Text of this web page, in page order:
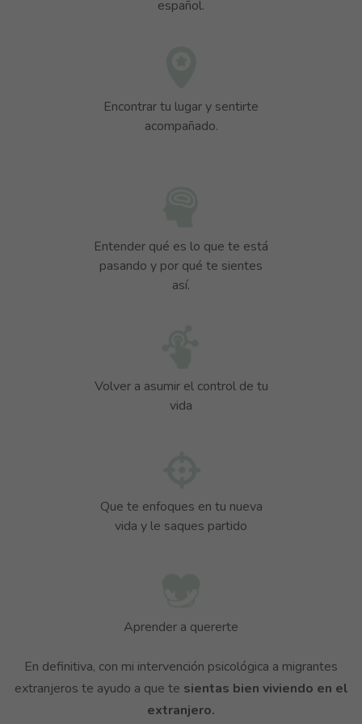
español.
Encontrar tu lugar y sentirte
acompañado.
Entender qué es lo que te está
pasando y por qué te sientes
así.
Volver a asumir el control de tu
vida
Que te enfoques en tu nueva
vida y le saques partido
Aprender a quererte
En definitiva, con mi intervención psicológica a migrantes
extranjeros te ayudo a que te sientas bien viviendo en el
extranjero.